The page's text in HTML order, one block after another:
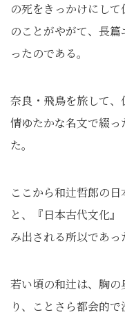
の死をきっかけにし
のことがやがて、長
ったのである。
奈良・飛鳥を旅して
情ゆたかな名文で綴
た。
ここから和辻哲郎の
と、『日本古代文化
み出される所以であっ
若い頃の和辻は、胸
り、ことさら都会的